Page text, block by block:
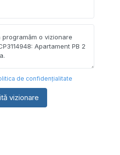
de confidențialitate
vizionare